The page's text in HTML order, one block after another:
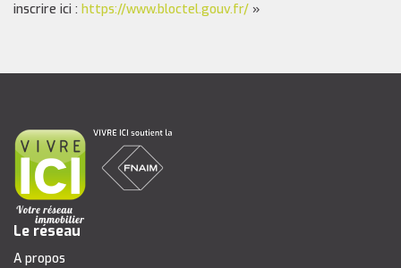
inscrire ici : https://www.bloctel.gouv.fr/ »
Le réseau
A propos